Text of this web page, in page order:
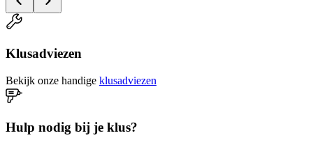
Klusadviezen
Bekijk onze handige klusadviezen
Hulp nodig bij je klus?